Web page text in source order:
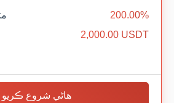
200.00%
2,000.00 USDT
هاڻي شروع ڪريو